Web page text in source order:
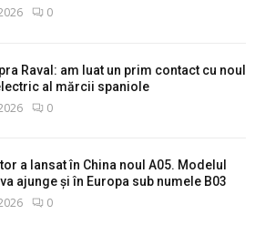
0
Raval: am luat un prim contact cu noul
al mărcii spaniole
0
a lansat în China noul A05. Modelul
ajunge și în Europa sub numele B03
0